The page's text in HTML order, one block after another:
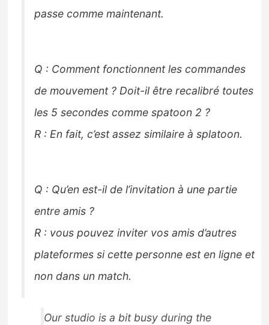
passe comme maintenant.
Q : Comment fonctionnent les commandes
de mouvement ? Doit-il être recalibré toutes
les 5 secondes comme spatoon 2 ?
R : En fait, c’est assez similaire à splatoon.
Q : Qu’en est-il de l’invitation à une partie
entre amis ?
R : vous pouvez inviter vos amis d’autres
plateformes si cette personne est en ligne et
non dans un match.
Our studio is a bit busy during the